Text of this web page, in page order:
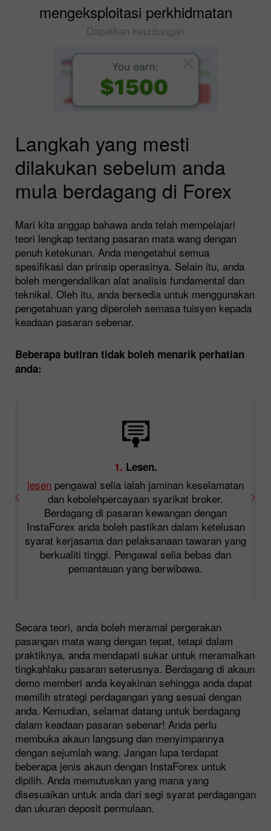
mengeksploitasi perkhidmatan
Dapatkan keuntungan
Langkah yang mesti
dilakukan sebelum anda
mula berdagang di Forex
Mari kita anggap bahawa anda telah mempelajari
teori lengkap tentang pasaran mata wang dengan
penuh ketekunan. Anda mengetahui semua
spesifikasi dan prinsip operasinya. Selain itu, anda
boleh mengendalikan alat analisis fundamental dan
teknikal. Oleh itu, anda bersedia untuk menggunakan
pengetahuan yang diperoleh semasa tuisyen kepada
keadaan pasaran sebenar.
Beberapa butiran tidak boleh menarik perhatian
anda:
1. Lesen.
lesen pengawal selia ialah jaminan keselamatan
dan kebolehpercayaan syarikat broker.
Berdagang di pasaran kewangan dengan
InstaForex anda boleh pastikan dalam ketelusan
syarat kerjasama dan pelaksanaan tawaran yang
berkualiti tinggi. Pengawal selia bebas dan
pemantauan yang berwibawa.
Secara teori, anda boleh meramal pergerakan
pasangan mata wang dengan tepat, tetapi dalam
praktiknya, anda mendapati sukar untuk meramalkan
tingkahlaku pasaran seterusnya. Berdagang di akaun
demo memberi anda keyakinan sehingga anda dapat
memilih strategi perdagangan yang sesuai dengan
anda. Kemudian, selamat datang untuk berdagang
dalam keadaan pasaran sebenar! Anda perlu
membuka akaun langsung dan menyimpannya
dengan sejumlah wang. Jangan lupa terdapat
beberapa jenis akaun dengan InstaForex untuk
dipilih. Anda memutuskan yang mana yang
disesuaikan untuk anda dari segi syarat perdagangan
dan ukuran deposit permulaan.